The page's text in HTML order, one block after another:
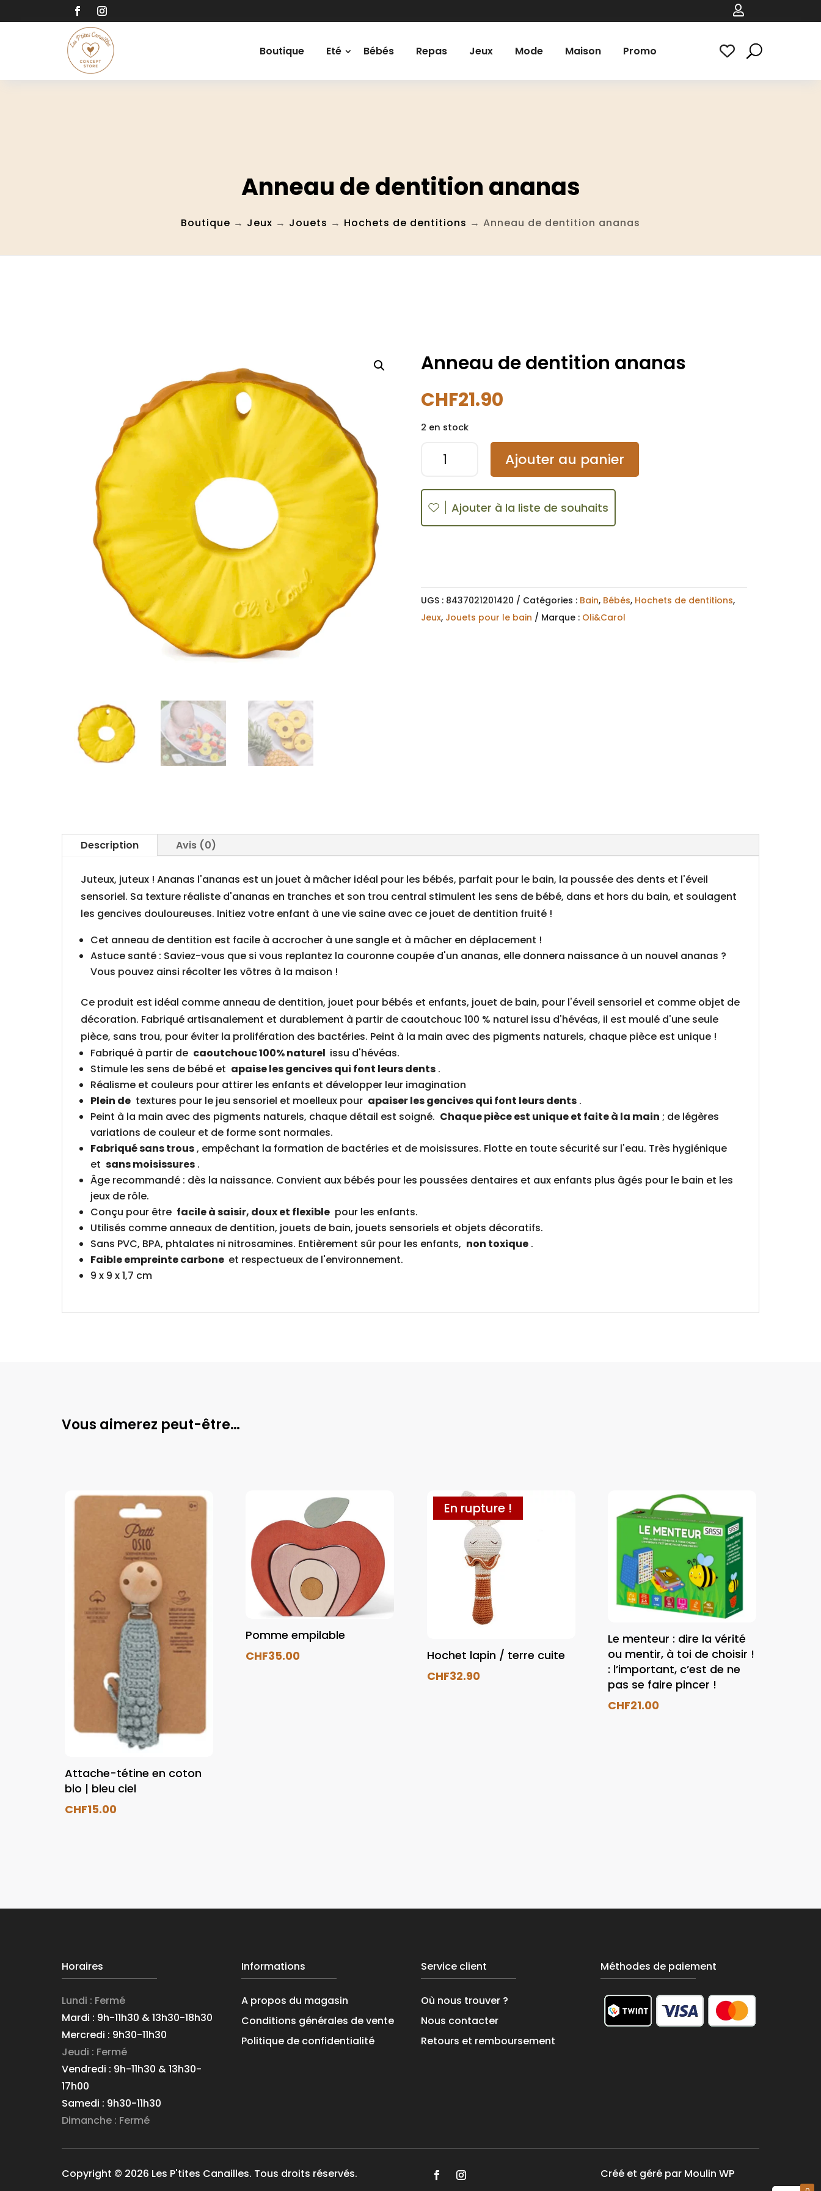

Boutique Eté Bébés Repas Jeux Mode Maison Promo
Anneau de dentition ananas
Boutique → Jeux → Jouets → Hochets de dentitions → Anneau de dentition ananas
Anneau de dentition ananas
CHF21.90
2 en stock
de
dentition
Ajouter au panier
Ajouter à la liste de souhaits
i
v
e
UGS : 8437021201420 Catégories : Bain, Bébés, Hochets de dentitions,
Jeux, Jouets pour le bain Marque : Oli&Carol
Description Avis (0)
Juteux, juteux ! Ananas l'ananas est un jouet à mâcher idéal pour les bébés, parfait pour le bain, la poussée des dents et l'éveil
sensoriel. Sa texture réaliste d'ananas en tranches et son trou central stimulent les sens de bébé, dans et hors du bain, et soulagent
les gencives douloureuses. Initiez votre enfant à une vie saine avec ce jouet de dentition fruité !
Cet anneau de dentition est facile à accrocher à une sangle et à mâcher en déplacement !
Astuce santé : Saviez-vous que si vous replantez la couronne coupée d'un ananas, elle donnera naissance à un nouvel ananas ?
Vous pouvez ainsi récolter les vôtres à la maison !
Ce produit est idéal comme anneau de dentition, jouet pour bébés et enfants, jouet de bain, pour l'éveil sensoriel et comme objet de
décoration. Fabriqué artisanalement et durablement à partir de caoutchouc 100 % naturel issu d'hévéas, il est moulé d'une seule
pièce, sans trou, pour éviter la prolifération des bactéries. Peint à la main avec des pigments naturels, chaque pièce est unique !
Fabriqué à partir de caoutchouc 100% naturel issu d'hévéas.
Stimule les sens de bébé et apaise les gencives qui font leurs dents.
Réalisme et couleurs pour attirer les enfants et développer leur imagination
Plein detextures pour le jeu sensoriel et moelleux pour apaiser les gencives qui font leurs dents.
Peint à la main avec des pigments naturels, chaque détail est soigné. Chaque pièce est unique et faite à la main ; de légères
variations de couleur et de forme sont normales.
Fabriqué sans trous, empêchant la formation de bactéries et de moisissures. Flotte en toute sécurité sur l'eau. Très hygiénique
et sans moisissures.
Âge recommandé : dès la naissance. Convient aux bébés pour les poussées dentaires et aux enfants plus âgés pour le bain et les
jeux de rôle.
Conçu pour être facile à saisir, doux et flexiblepour les enfants.
Utilisés comme anneaux de dentition, jouets de bain, jouets sensoriels et objets décoratifs.
Sans PVC, BPA, phtalates ni nitrosamines. Entièrement sûr pour les enfants, non toxique.
Faible empreinte carbone et respectueux de l'environnement.
9 x 9 x 1,7 cm
Vous aimerez peut-être…
Attache-tétine en coton
bio | bleu ciel
CHF15.00
Pomme empilable
CHF35.00
En rupture !
Hochet lapin / terre cuite
CHF32.90
Le menteur : dire la vérité
ou mentir, à toi de choisir !
: l’important, c’est de ne
pas se faire pincer !
CHF21.00
Horaires
Lundi : Fermé
Mardi : 9h-11h30 & 13h30-18h30
Mercredi : 9h30-11h30
Jeudi : Fermé
Vendredi : 9h-11h30 & 13h30-
17h00
Samedi : 9h30-11h30
Dimanche : Fermé
Informations
A propos du magasin
Conditions générales de vente
Politique de confidentialité
Service client
Où nous trouver ?
Nous contacter
Retours et remboursement
Méthodes de paiement
Copyright © 2026 Les P'tites Canailles. Tous droits réservés. Créé et géré par Moulin WP